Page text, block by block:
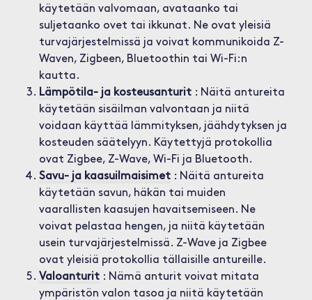
käytetään valvomaan, avataanko tai
suljetaanko ovet tai ikkunat. Ne ovat yleisiä
turvajärjestelmissä ja voivat kommunikoida Z-
Waven, Zigbeen, Bluetoothin tai Wi-Fi:n
kautta.
Lämpötila- ja kosteusanturit: Näitä antureita
käytetään sisäilman valvontaan ja niitä
voidaan käyttää lämmityksen, jäähdytyksen ja
kosteuden säätelyyn. Käytettyjä protokollia
ovat Zigbee, Z-Wave, Wi-Fi ja Bluetooth.
Savu- ja kaasuilmaisimet: Näitä antureita
käytetään savun, häkän tai muiden
vaarallisten kaasujen havaitsemiseen. Ne
voivat pelastaa hengen, ja niitä käytetään
usein turvajärjestelmissä. Z-Wave ja Zigbee
ovat yleisiä protokollia tällaisille antureille.
Valoanturit: Nämä anturit voivat mitata
ympäristön valon tasoa ja niitä käytetään